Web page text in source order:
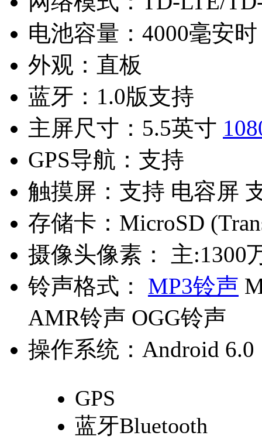
电池容量： 4000毫安时
外观： 直板
蓝牙： 1.0版支持
主屏尺寸： 5.5英寸
GPS导航： 支持
触摸屏： 支持 电容屏
存储卡： MicroSD
摄像头像素：
主:1300
铃声格式：
MP3铃声
AMR铃声 OGG铃声
操作系统： Android 6.0
GPS
蓝牙Bluetooth